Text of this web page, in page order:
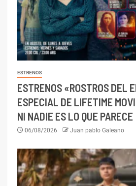
ESTRENOS
ESTRENOS «ROSTROS DEL
ESPECIAL DE LIFETIME
NI NADIE ES LO QUE PARECE
06/08/2026 Juan pablo Galeano